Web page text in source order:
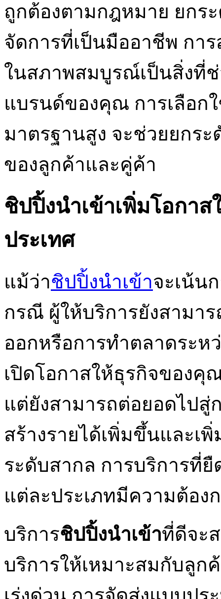
ถูกต้องตามกฎหมาย ยกร
จัดการที่เป็นมืออาชีพ กา
ในสภาพสมบูรณ์เป็นสิ่งที่
แบรนด์ของคุณ การเลือก
มาตรฐานสูง จะช่วยยกร
ของลูกค้าและคู่ค้า
ชิปปิ้งนำเข้าเพิ่มโอกา
ประเทศ
แม้ว่าชิปปิ้งนำเข้าจะเน้น
กรณี ผู้ให้บริการยังสามา
ออกหรือการทำตลาดระห
เปิดโอกาสให้ธุรกิจของคุ
แต่ยังสามารถต่อยอดไปสู่
สร้างรายได้เพิ่มขึ้นและเ
ระดับสากล การบริการที่
แต่ละประเภทมีความต้อง
บริการชิปปิ้งนำเข้าที่ดีจะ
บริการให้เหมาะสมกับลูก